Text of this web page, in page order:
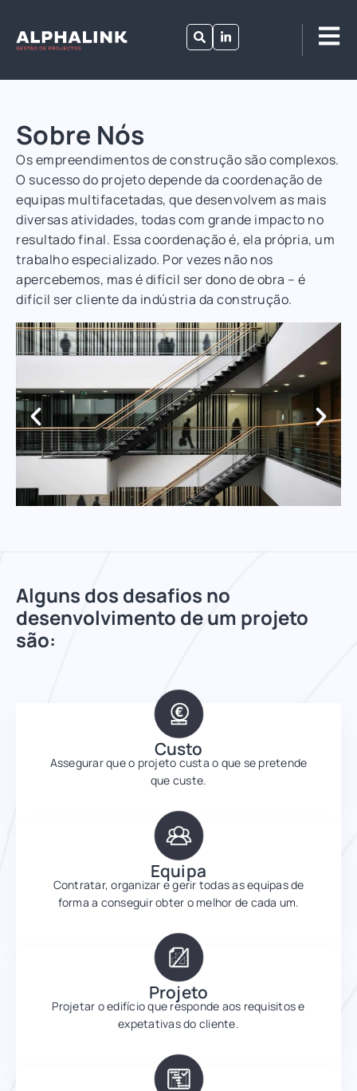
Sobre Nós
Os empreendimentos de construção são complexos.
O sucesso do projeto depende da coordenação de
equipas multifacetadas, que desenvolvem as mais
diversas atividades, todas com grande impacto no
resultado final. Essa coordenação é, ela própria, um
trabalho especializado. Por vezes não nos
apercebemos, mas é difícil ser dono de obra – é
difícil ser cliente da indústria da construção.
Alguns dos desafios no
desenvolvimento de um projeto
são:
Custo
Assegurar que o projeto custa o que se pretende
que custe.
Equipa
Contratar, organizar e gerir todas as equipas de
forma a conseguir obter o melhor de cada um.
Projeto
Projetar o edifício que responde aos requisitos e
expetativas do cliente.